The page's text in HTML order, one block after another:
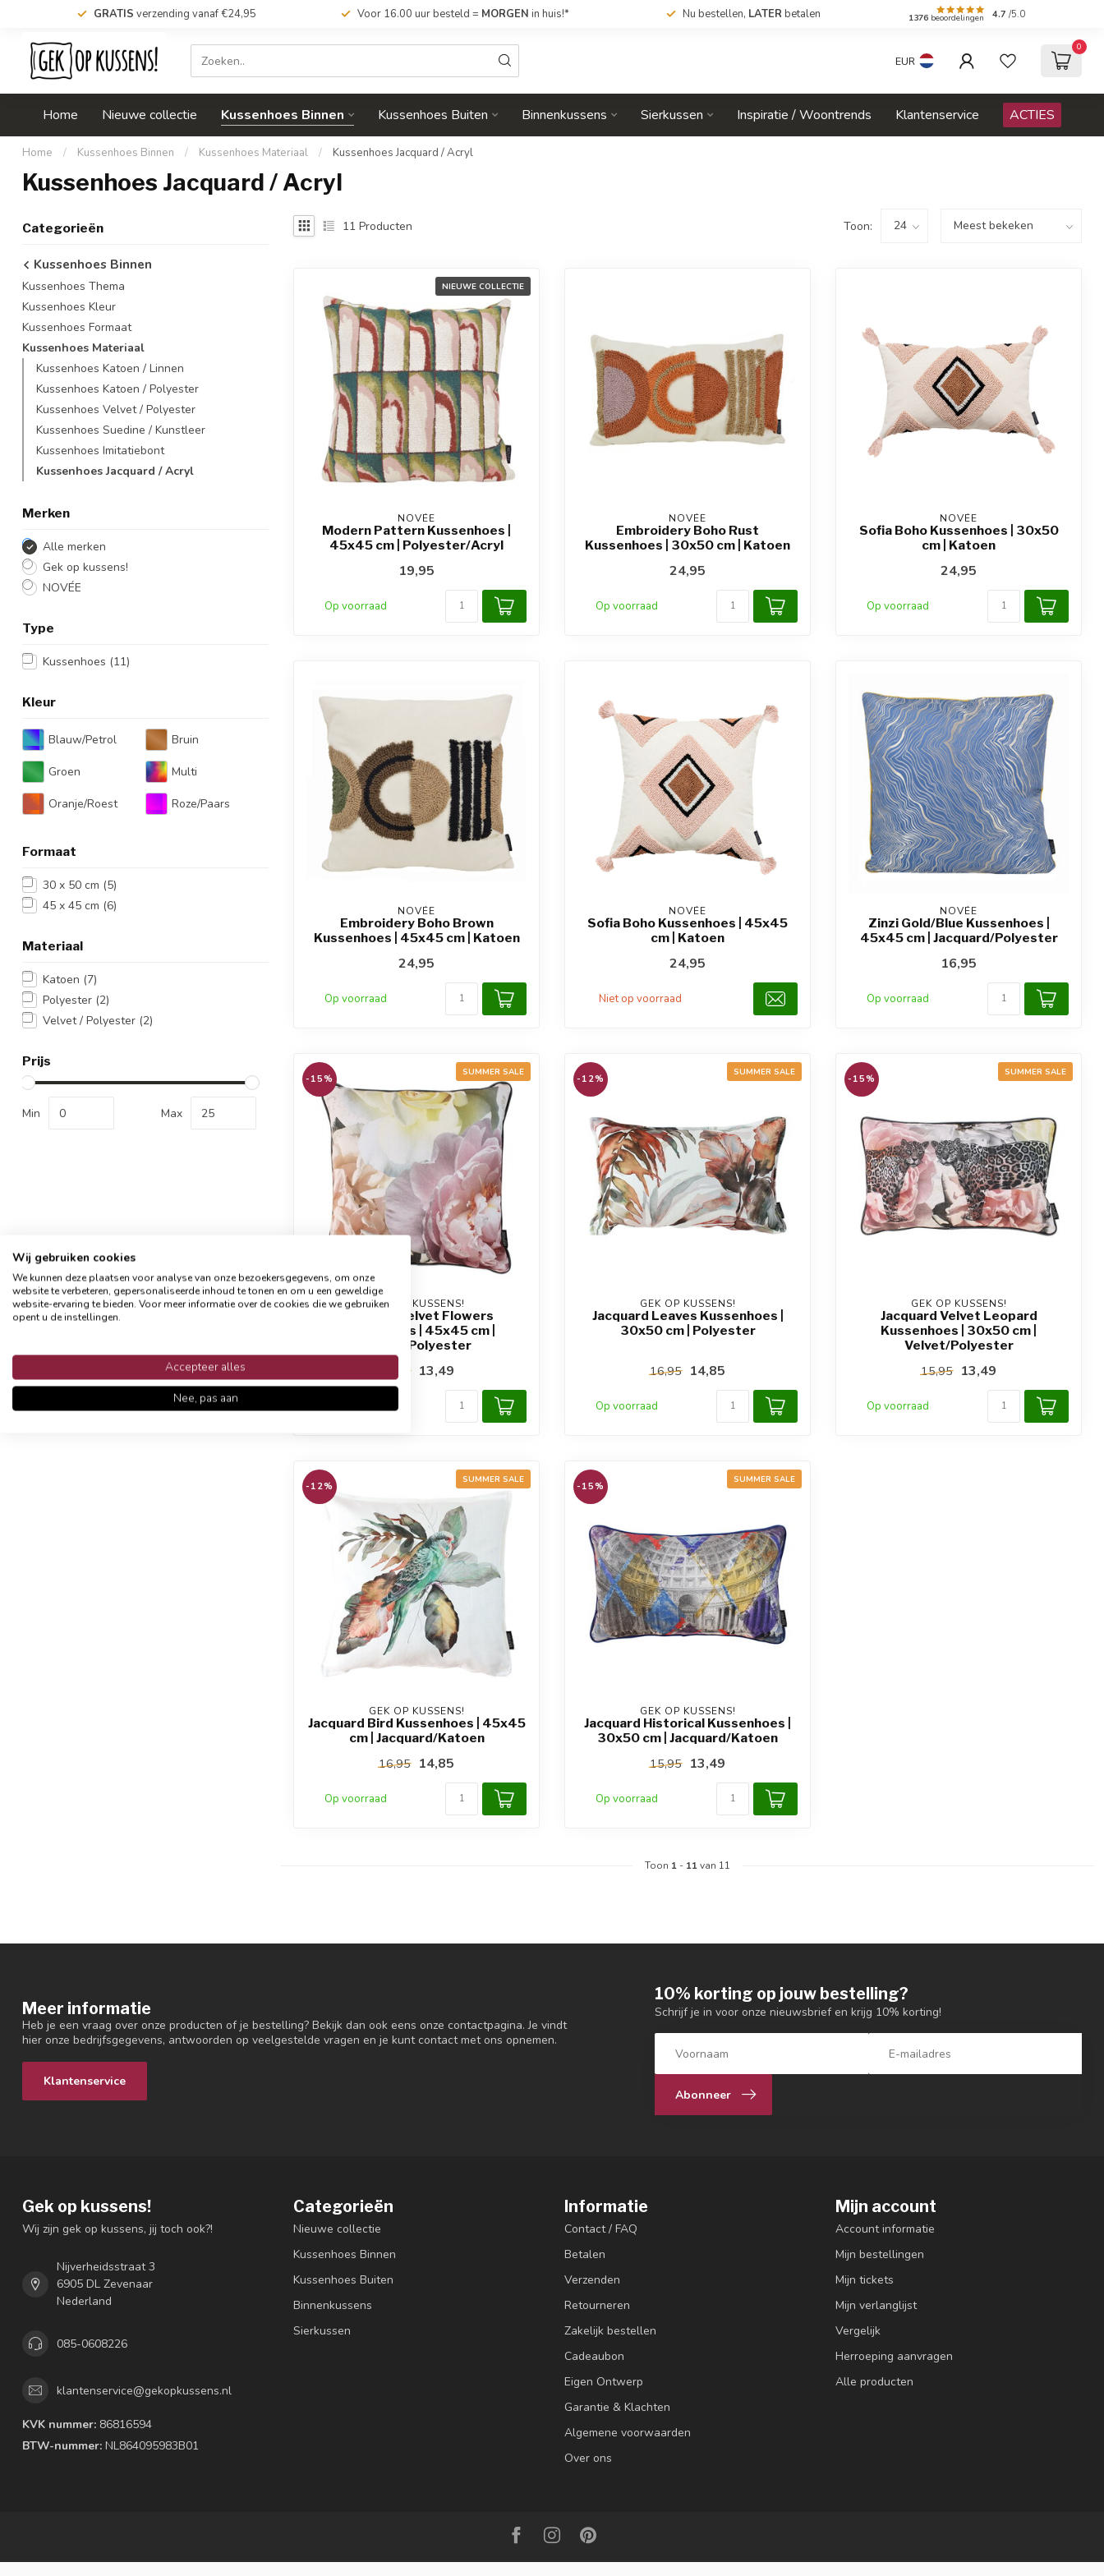
GRATIS verzending vanaf €24,95 Voor 16.00 uur besteld = MORGEN in huis!* Nu bestellen, LATER betalen 1376 beoordelingen 4.7 /5.0
EUR
0
Home Nieuwe collectie Kussenhoes Binnen Kussenhoes Buiten Binnenkussens Sierkussen Inspiratie / Woontrends Klantenservice ACTIES
Home / Kussenhoes Binnen / Kussenhoes Materiaal / Kussenhoes Jacquard / Acryl
Kussenhoes Jacquard / Acryl
Categorieën
Kussenhoes Binnen
Kussenhoes Thema
Kussenhoes Kleur
Kussenhoes Formaat
Kussenhoes Materiaal
Kussenhoes Katoen / Linnen
Kussenhoes Katoen / Polyester
Kussenhoes Velvet / Polyester
Kussenhoes Suedine / Kunstleer
Kussenhoes Imitatiebont
Kussenhoes Jacquard / Acryl
Merken
Alle merken
Gek op kussens!
NOVÉE
Type
Kussenhoes (11)
Kleur
Blauw/Petrol Bruin
Groen Multi
Oranje/Roest Roze/Paars
Formaat
30 x 50 cm (5)
45 x 45 cm (6)
Materiaal
Katoen (7)
Polyester (2)
Velvet / Polyester (2)
Prijs
Min Max
11 Producten Toon:
NIEUWE COLLECTIE
NOVÉE
Modern Pattern Kussenhoes |
45x45 cm | Polyester/Acryl
19,95
Op voorraad
NOVÉE
Embroidery Boho Rust
Kussenhoes | 30x50 cm | Katoen
24,95
Op voorraad
NOVÉE
Sofia Boho Kussenhoes | 30x50
cm | Katoen
24,95
Op voorraad
NOVÉE
Embroidery Boho Brown
Kussenhoes | 45x45 cm | Katoen
24,95
Op voorraad
NOVÉE
Sofia Boho Kussenhoes | 45x45
cm | Katoen
24,95
Niet op voorraad
NOVÉE
Zinzi Gold/Blue Kussenhoes |
45x45 cm | Jacquard/Polyester
16,95
Op voorraad
SUMMER SALE
-15%
GEK OP KUSSENS!
Jacquard Velvet Flowers
Kussenhoes | 45x45 cm |
Velvet/Polyester
13,49
SUMMER SALE
-12%
GEK OP KUSSENS!
Jacquard Leaves Kussenhoes |
30x50 cm | Polyester
16,95 14,85
Op voorraad
SUMMER SALE
-15%
GEK OP KUSSENS!
Jacquard Velvet Leopard
Kussenhoes | 30x50 cm |
Velvet/Polyester
15,95 13,49
Op voorraad
SUMMER SALE
-12%
GEK OP KUSSENS!
Jacquard Bird Kussenhoes | 45x45
cm | Jacquard/Katoen
16,95 14,85
Op voorraad
SUMMER SALE
-15%
GEK OP KUSSENS!
Jacquard Historical Kussenhoes |
30x50 cm | Jacquard/Katoen
15,95 13,49
Op voorraad
Toon 1 - 11van 11
Meer informatie
Heb je een vraag over onze producten of je bestelling? Bekijk dan ook eens onze contactpagina. Je vindt
hier onze bedrijfsgegevens, antwoorden op veelgestelde vragen en je kunt contact met ons opnemen.
Klantenservice
10% korting op jouw bestelling?
Schrijf je in voor onze nieuwsbrief en krijg 10% korting!
Abonneer
Gek op kussens!
Wij zijn gek op kussens, jij toch ook?!
Nijverheidsstraat 3
6905 DL Zevenaar
Nederland
085-0608226
klantenservice@gekopkussens.nl
KVK nummer: 86816594
BTW-nummer: NL864095983B01
Categorieën
Nieuwe collectie
Kussenhoes Binnen
Kussenhoes Buiten
Binnenkussens
Sierkussen
Informatie
Contact / FAQ
Betalen
Verzenden
Retourneren
Zakelijk bestellen
Cadeaubon
Eigen Ontwerp
Garantie & Klachten
Algemene voorwaarden
Over ons
Mijn account
Account informatie
Mijn bestellingen
Mijn tickets
Mijn verlanglijst
Vergelijk
Herroeping aanvragen
Alle producten
Wij gebruiken cookies
We kunnen deze plaatsen voor analyse van onze bezoekersgegevens, om onze
website te verbeteren, gepersonaliseerde inhoud te tonen en om u een geweldige
website-ervaring te bieden. Voor meer informatie over de cookies die we gebruiken
opent u de instellingen.
Accepteer alles
Nee, pas aan